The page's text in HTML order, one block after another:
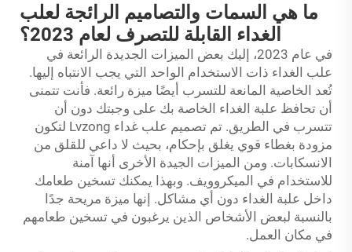
ما هي السمات والتصاميم الرائجة لعلب
الغداء القابلة للتصرف لعام 2023؟
في عام 2023، إليك بعض الميزات الجديدة الرائعة في
علب الغداء ذات الاستخدام الواحد التي يجب الانتباه إليها.
تُعد الخاصية المانعة للتسرب أيضًا ميزة رائعة. فأنت تتمنى
أن تحافظ علبة الغداء الخاصة بك على وجبتك دون أن
تتسرب في الطريق. تم تصميم علب غداء Lvzong لتكون
مزودة بغطاء قوي يغلق بإحكام، بحيث لا داعي للقلق من
الانسكابات. ومن الميزات الجيدة الأخرى أنها آمنة
للاستخدام في الميكروويف. وبهذا يمكنك تسخين طعامك
داخل علبة الغداء دون أي مشاكل. إنها ميزة مريحة جدًا
بالنسبة لبعض الأشخاص الذين يرغبون في تسخين طعامهم
في مكان العمل.